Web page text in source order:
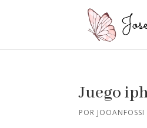
Juego
POR JOOANFOSSI